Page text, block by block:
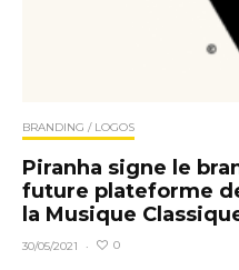
BRANDING / LOGOS
Piranha signe le
future plateforme
la Musique
30/05/2021 · 0